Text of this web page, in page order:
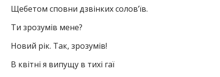
Щебетом сповни дзвінких солов’їв.
Ти зрозумів мене?
Новий рік. Так, зрозумів!
В квітні я випущу в тихі гаї